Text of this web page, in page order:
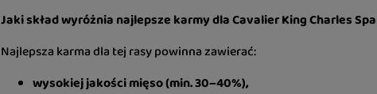
Jaki skład wyróżnia najlepsze karmy dla Cavalier King Charles
Najlepsza karma dla tej rasy powinna zawierać:
wysokiej jakości mięso (min. 30–40%),